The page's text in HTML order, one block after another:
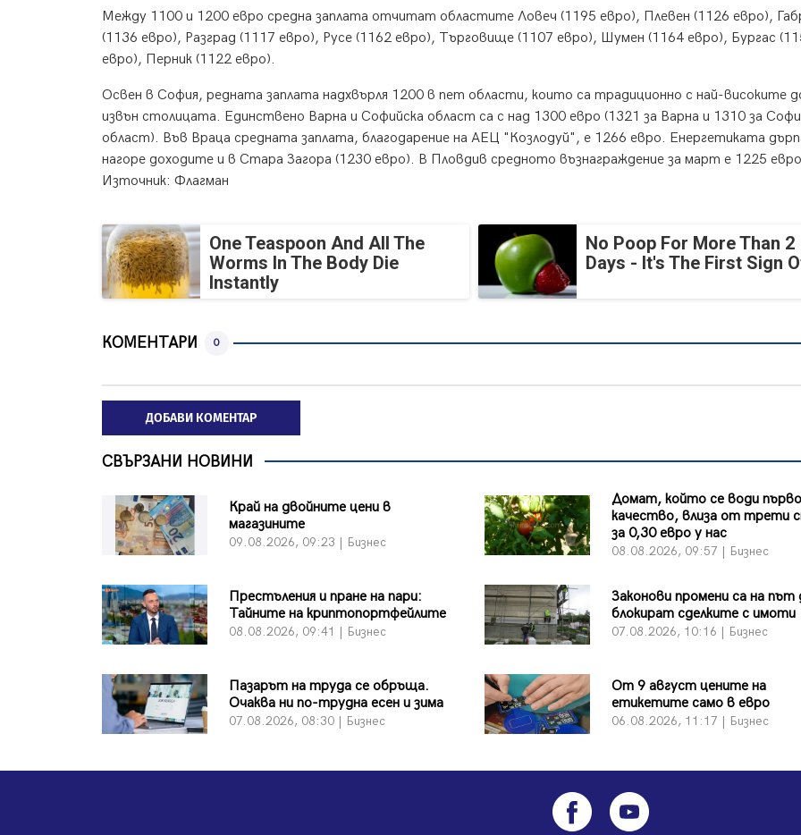
Между 1100 и 1200 евро средна заплата отчитат областите Ловеч (1195 евро), Плевен (1126 евро),
(1136 евро), Разград (1117 евро), Русе (1162 евро), Търговище (1107 евро), Шумен (1164 евро), Бургас
евро), Перник (1122 евро).
Освен в София, редната заплата надхвърля 1200 в пет области, които са традиционно с най-високите
извън столицата. Единствено Варна и Софийска област са с над 1300 евро (1321 за Варна и 1310 за
област). Във Враца средната заплата, благодарение на АЕЦ "Козлодуй", е 1266 евро. Енергетиката
нагоре доходите и в Стара Загора (1230 евро). В Пловдив средното възнаграждение за март е 1225
Източник: Флагман
One Teaspoon And All The
Worms In The Body Die
Instantly
No Poop For More Than 2
Days - It's The First Sign
КОМЕНТАРИ 0
ДОБАВИ КОМЕНТАР
СВЪРЗАНИ НОВИНИ
Край на двойните цени в
магазините
09.08.2026, 09:23 | Бизнес
Домат, който се води първо
качество, влиза от трети
за 0,30 евро у нас
08.08.2026, 09:57 | Бизнес
Престъления и пране на пари:
Тайните на криптопортфейлите
08.08.2026, 09:41 | Бизнес
Законови промени са на път
блокират сделките с имоти
07.08.2026, 10:16 | Бизнес
Пазарът на труда се обръща.
Очаква ни по-трудна есен и зима
07.08.2026, 08:30 | Бизнес
От 9 август цените на
етикетите само в евро
06.08.2026, 11:17 | Бизнес